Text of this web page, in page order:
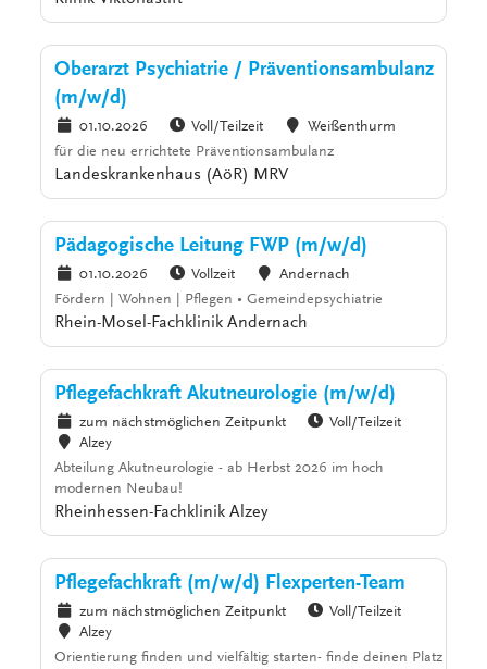
Oberarzt Psychiatrie / Präventionsambulanz
(m/w/d)
01.10.2026 Voll/Teilzeit
Weißenthurm
für die neu errichtete Präventionsambulanz
Landeskrankenhaus (AöR) MRV
Pädagogische Leitung FWP (m/w/d)
01.10.2026 Vollzeit
Andernach
Fördern | Wohnen | Pflegen • Gemeindepsychiatrie
Rhein-Mosel-Fachklinik Andernach
Pflegefachkraft Akutneurologie (m/w/d)
zum nächstmöglichen Zeitpunkt
Voll/Teilzeit
Alzey
Abteilung Akutneurologie - ab Herbst 2026 im hoch
modernen Neubau!
Rheinhessen-Fachklinik Alzey
Pflegefachkraft (m/w/d) Flexperten-Team
zum nächstmöglichen Zeitpunkt
Voll/Teilzeit
Alzey
Orientierung finden und vielfältig starten- finde deinen Platz